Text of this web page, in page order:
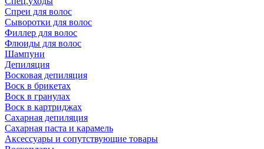
Спреи для волос
Сыворотки для волос
Филлер для волос
Флюиды для волос
Шампуни
Депиляция
Восковая депиляция
Воск в брикетах
Воск в гранулах
Воск в картриджах
Сахарная депиляция
Сахарная паста и карамель
Аксессуары и сопутствующие товары